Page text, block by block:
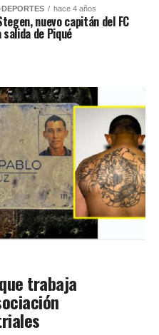
hace 4 años
nuevo capitán del FC
de Piqué
trabaja